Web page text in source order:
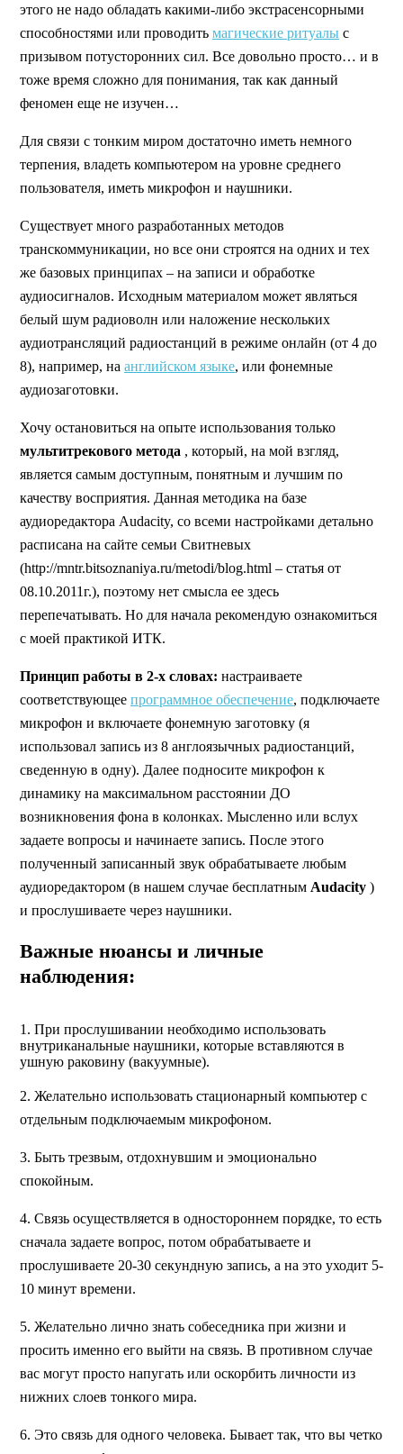
этого не надо обладать какими-либо экстрасенсорными
способностями или проводить магические ритуалы с
призывом потусторонних сил. Все довольно просто… и в
тоже время сложно для понимания, так как данный
феномен еще не изучен…
Для связи с тонким миром достаточно иметь немного
терпения, владеть компьютером на уровне среднего
пользователя, иметь микрофон и наушники.
Существует много разработанных методов
транскоммуникации, но все они строятся на одних и тех
же базовых принципах – на записи и обработке
аудиосигналов. Исходным материалом может являться
белый шум радиоволн или наложение нескольких
аудиотрансляций радиостанций в режиме онлайн (от 4 до
8), например, на английском языке, или фонемные
аудиозаготовки.
Хочу остановиться на опыте использования только
мультитрекового метода , который, на мой взгляд,
является самым доступным, понятным и лучшим по
качеству восприятия. Данная методика на базе
аудиоредактора Audacity, со всеми настройками детально
расписана на сайте семьи Свитневых
(http://mntr.bitsoznaniya.ru/metodi/blog.html – статья от
08.10.2011г.), поэтому нет смысла ее здесь
перепечатывать. Но для начала рекомендую ознакомиться
с моей практикой ИТК.
Принцип работы в 2-х словах: настраиваете
соответствующее программное обеспечение, подключаете
микрофон и включаете фонемную заготовку (я
использовал запись из 8 англоязычных радиостанций,
сведенную в одну). Далее подносите микрофон к
динамику на максимальном расстоянии ДО
возникновения фона в колонках. Мысленно или вслух
задаете вопросы и начинаете запись. После этого
полученный записанный звук обрабатываете любым
аудиоредактором (в нашем случае бесплатным Audacity )
и прослушиваете через наушники.
Важные нюансы и личные
наблюдения:
1. При прослушивании необходимо использовать
внутриканальные наушники, которые вставляются в
ушную раковину (вакуумные).
2. Желательно использовать стационарный компьютер с
отдельным подключаемым микрофоном.
3. Быть трезвым, отдохнувшим и эмоционально
спокойным.
4. Связь осуществляется в одностороннем порядке, то есть
сначала задаете вопрос, потом обрабатываете и
прослушиваете 20-30 секундную запись, а на это уходит 5-
10 минут времени.
5. Желательно лично знать собеседника при жизни и
просить именно его выйти на связь. В противном случае
вас могут просто напугать или оскорбить личности из
нижних слоев тонкого мира.
6. Это связь для одного человека. Бывает так, что вы четко